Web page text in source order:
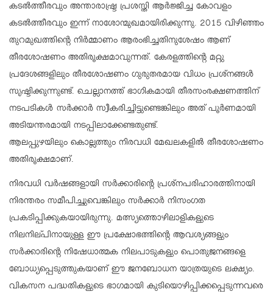
കടൽത്തീരവും അന്താരാഷ്ട്ര പ്രശസ്തി ആർജ്ജിച്ച കോവളം
കടൽത്തീരവും ഇന്ന് നാശോന്മുഖമായിരിക്കുന്നു. 2015 വിഴിഞ്ഞം
തുറമുഖത്തിന്റെ നിർമ്മാണം ആരംഭിച്ചതിനുശേഷം ആണ്
തീരശോഷണം അതിരൂക്ഷമാവുന്നത്. കേരളത്തിന്റെ മറ്റു
പ്രദേശങ്ങളിലും തീരശോഷണം ഗുരുതരമായ വിധം പ്രശ്നങ്ങൾ
സൃഷ്ടിക്കുന്നുണ്ട്. ചെല്ലാനത്ത് ഭാഗികമായി തീരസംരക്ഷണത്തിന്
നടപടികൾ സർക്കാർ സ്വീകരിച്ചിട്ടുണ്ടെങ്കിലും അത് പൂർണമായി
അടിയന്തരമായി നടപ്പിലാക്കേണ്ടതുണ്ട്.
ആലപ്പുഴയിലും കൊല്ലത്തും നിരവധി മേഖലകളിൽ തീരശോഷണം
അതിരൂക്ഷമാണ്.
നിരവധി വർഷങ്ങളായി സർക്കാരിന്റെ പ്രശ്നപരിഹാരത്തിനായി
നിരന്തരം സമീപിച്ചുവെങ്കിലും സർക്കാർ നിസംഗത
പ്രകടിപ്പിക്കുകയായിരുന്നു. മത്സ്യത്തൊഴിലാളികളുടെ
നിലനില്പിനായുള്ള ഈ പ്രക്ഷോഭത്തിന്റെ ആവശ്യങ്ങളും
സർക്കാരിന്റെ നിഷേധാത്മക നിലപാടുകളും പൊതുജനങ്ങളെ
ബോധ്യപ്പെടുത്തുകയാണ് ഈ ജനബോധന യാത്രയുടെ ലക്ഷ്യം.
വികസന പദ്ധതികളുടെ ഭാഗമായി കുടിയൊഴിപ്പിക്കപ്പെടുന്നവരെ